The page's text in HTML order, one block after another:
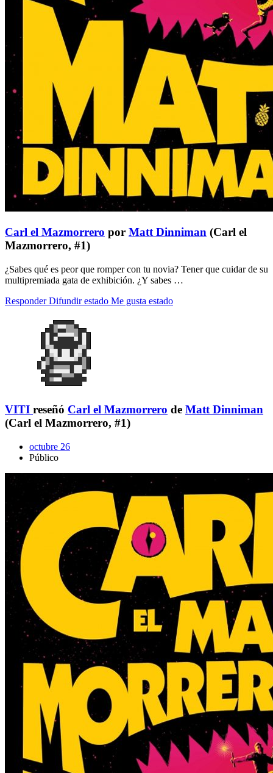
Carl el Mazmorrero por Matt Dinniman (Carl el
Mazmorrero, #1)
¿Sabes qué es peor que romper con tu novia? Tener que cuidar de su
multipremiada gata de exhibición. ¿Y sabes …
Responder Difundir estado Me gusta estado
VITI reseñó Carl el Mazmorrero de Matt Dinniman
(Carl el Mazmorrero, #1)
octubre 26
Público